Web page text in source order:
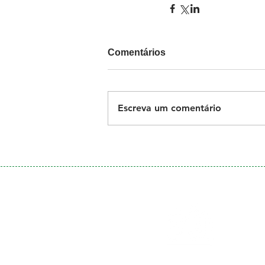
Comentários
Escreva um comentário